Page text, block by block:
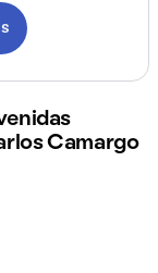
Camargo